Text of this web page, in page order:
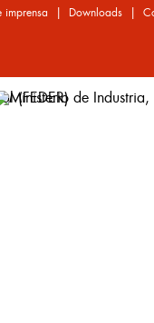
imprensa | Downloads |